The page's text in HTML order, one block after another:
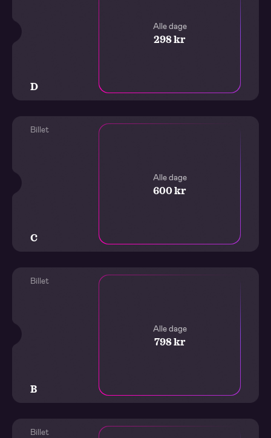
D
Alle dage
298 kr
Billet
C
Alle dage
600 kr
Billet
B
Alle dage
798 kr
Billet